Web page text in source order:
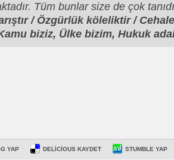
Tüm bunlar size de çok
/ Özgürlük köleliktir /
biziz, Ülke bizim, Hukuk
YAP DELICIOUS KAYDET STUMBLE YAP